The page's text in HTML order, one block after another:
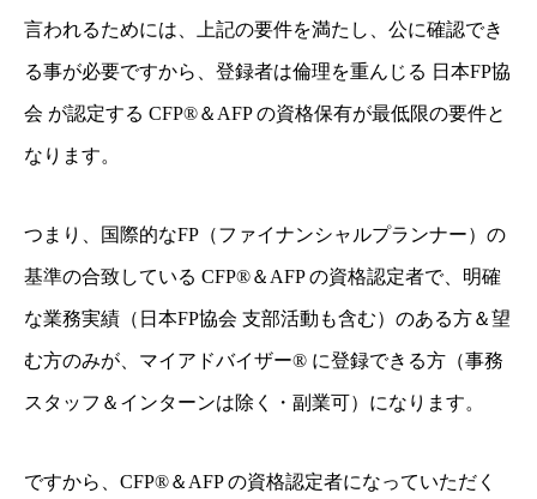
言われるためには、上記の要件を満たし、公に確認でき
る事が必要ですから、登録者は倫理を重んじる 日本FP協
会 が認定する CFP®＆AFP の資格保有が最低限の要件と
なります。
つまり、国際的なFP（ファイナンシャルプランナー）の
基準の合致している CFP®＆AFP の資格認定者で、明確
な業務実績（日本FP協会 支部活動も含む）のある方＆望
む方のみが、マイアドバイザー® に登録できる方（事務
スタッフ＆インターンは除く・副業可） になります。
ですから、CFP®＆AFP の資格認定者になっていただく